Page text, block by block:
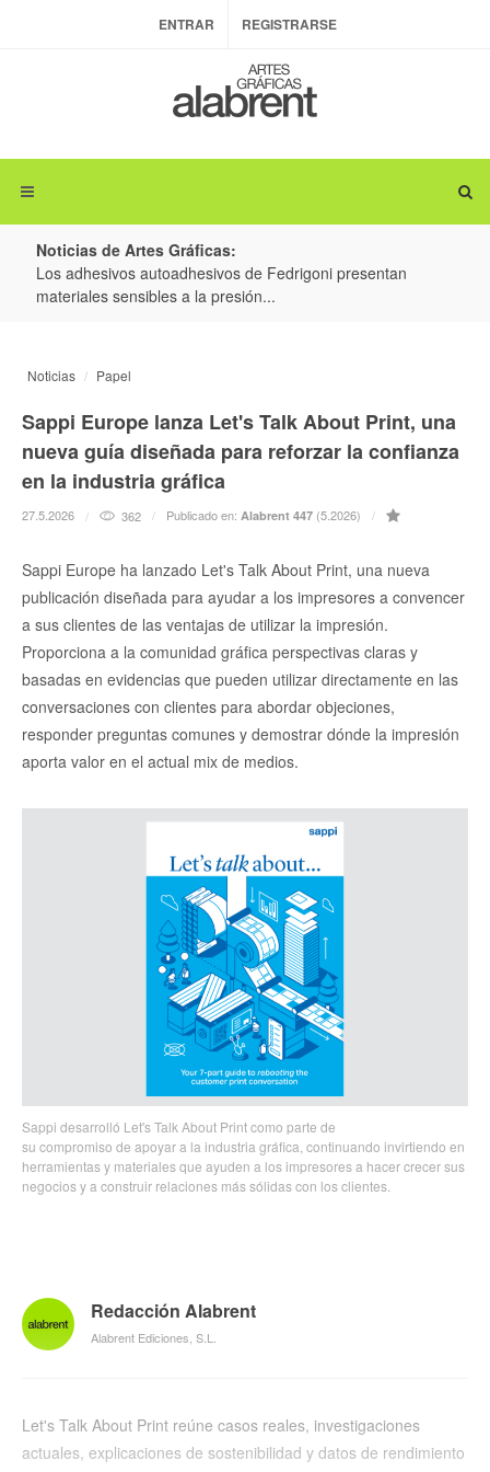
ENTRAR REGISTRARSE
Noticias de Artes Gráficas:
Los adhesivos autoadhesivos de Fedrigoni presentan
materiales sensibles a la presión...
Noticias Papel
Sappi Europe lanza Let's Talk About Print, una
nueva guía diseñada para reforzar la confianza
en la industria gráfica
27.5.2026 362 Publicado en: Alabrent 447 (5.2026)
Sappi Europe ha lanzado Let's Talk About Print, una nueva
publicación diseñada para ayudar a los impresores a convencer
a sus clientes de las ventajas de utilizar la impresión.
Proporciona a la comunidad gráfica perspectivas claras y
basadas en evidencias que pueden utilizar directamente en las
conversaciones con clientes para abordar objeciones,
responder preguntas comunes y demostrar dónde la impresión
aporta valor en el actual mix de medios.
Sappi desarrolló Let's Talk About Print como parte de
su compromiso de apoyar a la industria gráfica, continuando invirtiendo en
herramientas y materiales que ayuden a los impresores a hacer crecer sus
negocios y a construir relaciones más sólidas con los clientes.
Redacción Alabrent
Alabrent Ediciones, S.L.
Let's Talk About Print reúne casos reales, investigaciones
actuales, explicaciones de sostenibilidad y datos de rendimiento